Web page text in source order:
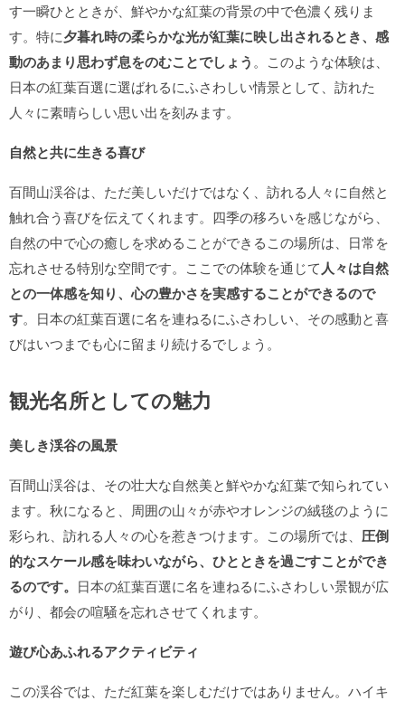
す一瞬ひとときが、鮮やかな紅葉の背景の中で色濃く残りま
す。特に夕暮れ時の柔らかな光が紅葉に映し出されるとき、感
動のあまり思わず息をのむことでしょう 。このような体験は、
日本の紅葉百選に選ばれるにふさわしい情景として、訪れた
人々に素晴らしい思い出を刻みます。
自然と共に生きる喜び
百間山渓谷は、ただ美しいだけではなく、訪れる人々に自然と
触れ合う喜びを伝えてくれます。四季の移ろいを感じながら、
自然の中で心の癒しを求めることができるこの場所は、日常を
忘れさせる特別な空間です。ここでの体験を通じて人々は自然
との一体感を知り、心の豊かさを実感することができるので
す。日本の紅葉百選に名を連ねるにふさわしい、その感動と喜
びはいつまでも心に留まり続けるでしょう。
観光名所としての魅力
美しき渓谷の風景
百間山渓谷は、その壮大な自然美と鮮やかな紅葉で知られてい
ます。秋になると、周囲の山々が赤やオレンジの絨毯のように
彩られ、訪れる人々の心を惹きつけます。この場所では、 圧倒
的なスケール感を味わいながら、ひとときを過ごすことができ
るのです。 日本の紅葉百選に名を連ねるにふさわしい景観が広
がり、都会の喧騒を忘れさせてくれます。
遊び心あふれるアクティビティ
この渓谷では、ただ紅葉を楽しむだけではありません。ハイキ